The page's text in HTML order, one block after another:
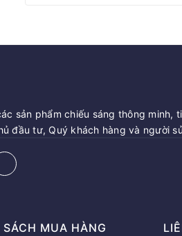
sản phẩm chiếu sáng thông minh,
đầu tư, Quý khách hàng và người
MUA HÀNG